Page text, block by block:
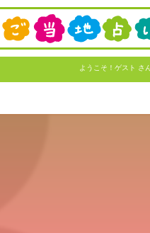
ようこそ！ ゲスト さん